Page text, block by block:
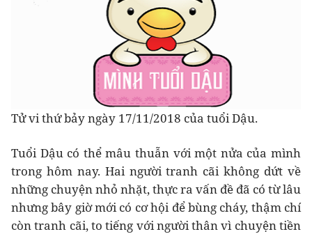
Tử vi thứ bảy ngày 17/11/2018 của tuổi Dậu.
Tuổi Dậu có thể mâu thuẫn với một nửa của mình
trong hôm nay. Hai người tranh cãi không dứt về
những chuyện nhỏ nhặt, thực ra vấn đề đã có từ lâu
nhưng bây giờ mới có cơ hội để bùng cháy, thậm chí
còn tranh cãi, to tiếng với người thân vì chuyện tiền